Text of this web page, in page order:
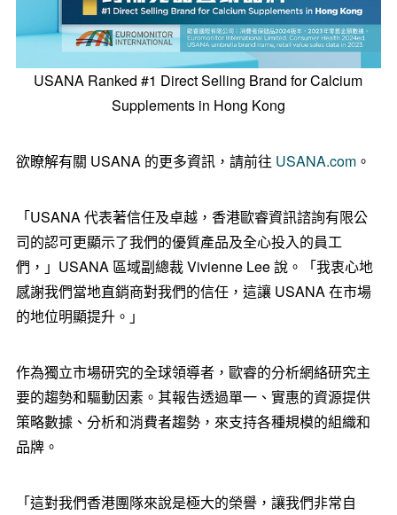
USANA Ranked #1 Direct Selling Brand for Calcium
Supplements in Hong Kong
欲瞭解有關 USANA 的更多資訊，請前往 USANA.com。
「USANA 代表著信任及卓越，香港歐睿資訊諮詢有限公
司的認可更顯示了我們的優質產品及全心投入的員工
們，」USANA 區域副總裁Vivienne Lee說。「我衷心地
感謝我們當地直銷商對我們的信任，這讓 USANA 在市場
的地位明顯提升。」
作為獨立市場研究的全球領導者，歐睿的分析網絡研究主
要的趨勢和驅動因素。其報告透過單一、實惠的資源提供
策略數據、分析和消費者趨勢，來支持各種規模的組織和
品牌。
「這對我們香港團隊來說是極大的榮譽，讓我們非常自